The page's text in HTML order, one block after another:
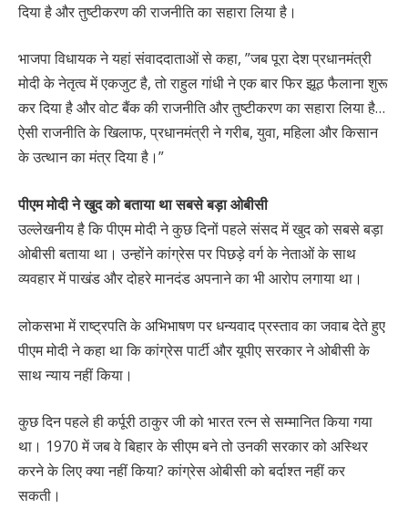
दिया है और तुष्टीकरण की राजनीति का सहारा लिया है।
भाजपा विधायक ने यहां संवाददाताओं से कहा, ”जब पूरा देश प्रधानमंत्री
मोदी के नेतृत्व में एकजुट है, तो राहुल गांधी ने एक बार फिर झूठ फैलाना शुरू
कर दिया है और वोट बैंक की राजनीति और तुष्टीकरण का सहारा लिया है…
ऐसी राजनीति के खिलाफ, प्रधानमंत्री ने गरीब, युवा, महिला और किसान
के उत्थान का मंत्र दिया है।”
पीएम मोदी ने खुद को बताया था सबसे बड़ा ओबीसी
उल्लेखनीय है कि पीएम मोदी ने कुछ दिनों पहले संसद में खुद को सबसे बड़ा
ओबीसी बताया था। उन्होंने कांग्रेस पर पिछड़े वर्ग के नेताओं के साथ
व्यवहार में पाखंड और दोहरे मानदंड अपनाने का भी आरोप लगाया था।
लोकसभा में राष्ट्रपति के अभिभाषण पर धन्यवाद प्रस्ताव का जवाब देते हुए
पीएम मोदी ने कहा था कि कांग्रेस पार्टी और यूपीए सरकार ने ओबीसी के
साथ न्याय नहीं किया।
कुछ दिन पहले ही कर्पूरी ठाकुर जी को भारत रत्न से सम्मानित किया गया
था। 1970 में जब वे बिहार के सीएम बने तो उनकी सरकार को अस्थिर
करने के लिए क्या नहीं किया? कांग्रेस ओबीसी को बर्दाश्त नहीं कर
सकती।